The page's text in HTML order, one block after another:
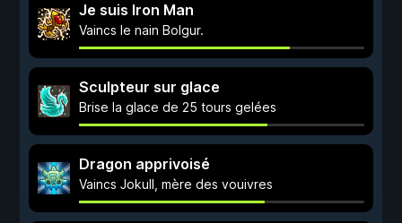
Je suis Iron Man
Vaincs le nain Bolgur.
Sculpteur sur glace
Brise la glace de 25 tours gelées
Dragon apprivoisé
Vaincs Jokull, mère des vouivres